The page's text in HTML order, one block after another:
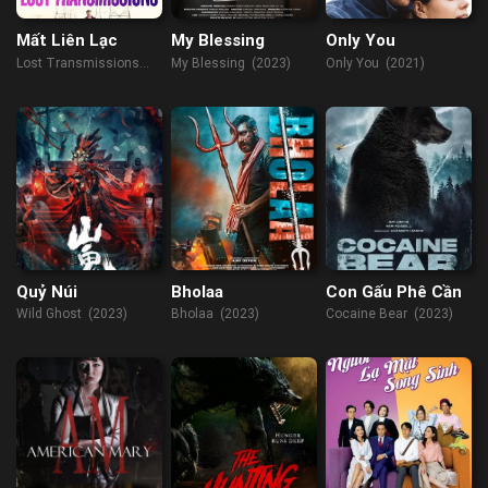
Mất Liên Lạc
Lost Transmissions
My Blessing
My Blessing (2023)
Only You
Only You (2021)
Quỷ Núi
Wild Ghost (2023)
Bholaa
Bholaa (2023)
Con Gấu Phê Cần
Cocaine Bear (2023)